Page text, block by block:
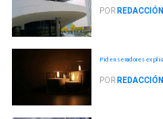
POR REDACCIÓN
Piden senadores
POR REDACCIÓN